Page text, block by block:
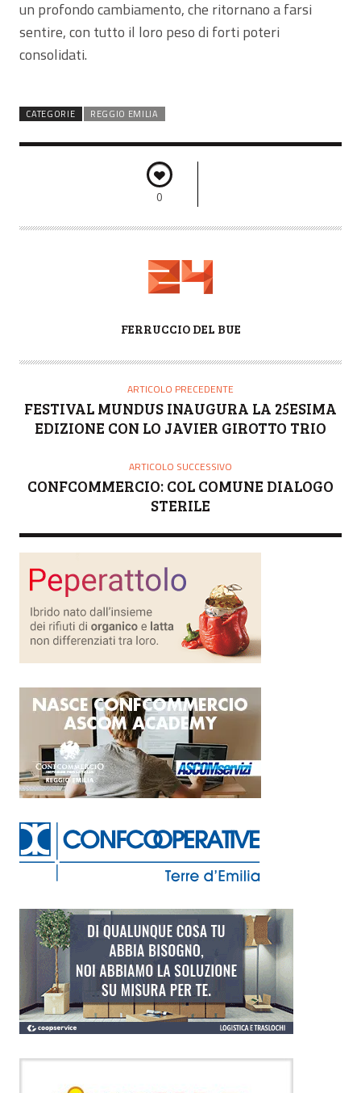
un profondo cambiamento, che ritornano a farsi
sentire, con tutto il loro peso di forti poteri
consolidati.
CATEGORIE REGGIO EMILIA
0
T
R
FERRUCCIO DEL BUE
ARTICOLO PRECEDENTE
FESTIVAL MUNDUS INAUGURA LA 25ESIMA
EDIZIONE CON LO JAVIER GIROTTO TRIO
ARTICOLO SUCCESSIVO
CONFCOMMERCIO: COL COMUNE DIALOGO
STERILE